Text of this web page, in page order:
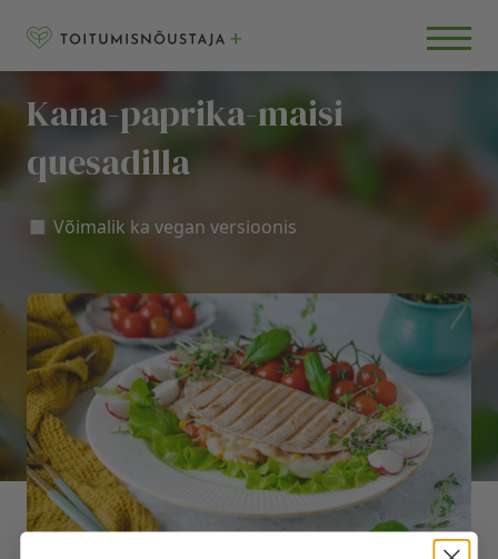
BLOGI
KKK
Kana-paprika-maisi
quesadilla
◻️ Võimalik ka vegan versioonis